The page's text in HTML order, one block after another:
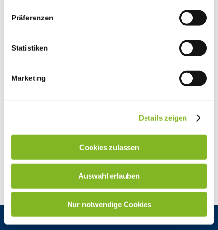
Präferenzen
Statistiken
Marketing
Details zeigen
Cookies zulassen
Auswahl erlauben
Nur notwendige Cookies
ideale lösung für ihr bargeldmanagement
Geldwaage